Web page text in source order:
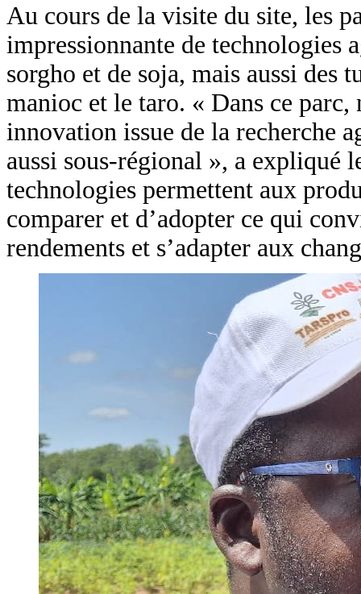
Au cours de la visite du site, les
impressionnante de technologies
sorgho et de soja, mais aussi des
manioc et le taro. « Dans ce
innovation issue de la recherche
aussi sous-régional », a expliqué
technologies permettent aux
comparer et d’adopter ce qui
rendements et s’adapter aux